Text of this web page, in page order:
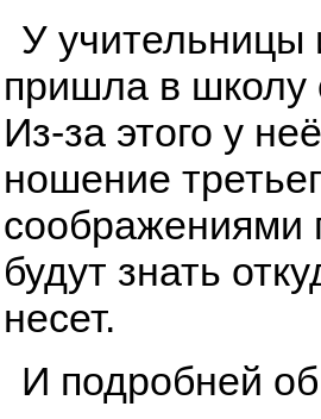
У учительницы
пришла в школу
Из-за этого у
ношение
соображениями
будут знать
несет.
И подробней